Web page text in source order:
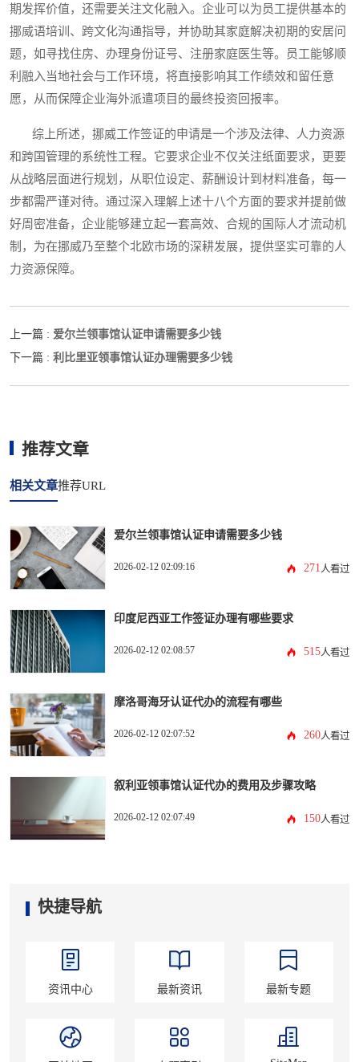
期发挥价值，还需要关注文化融入。企业可以为员工提供基本的
挪威语培训、跨文化沟通指导，并协助其家庭解决初期的安居问
题，如寻找住房、办理身份证号、注册家庭医生等。员工能够顺
利融入当地社会与工作环境，将直接影响其工作绩效和留任意
愿，从而保障企业海外派遣项目的最终投资回报率。
综上所述，挪威工作签证的申请是一个涉及法律、人力资源
和跨国管理的系统性工程。它要求企业不仅关注纸面要求，更要
从战略层面进行规划，从职位设定、薪酬设计到材料准备，每一
步都需严谨对待。通过深入理解上述十八个方面的要求并提前做
好周密准备，企业能够建立起一套高效、合规的国际人才流动机
制，为在挪威乃至整个北欧市场的深耕发展，提供坚实可靠的人
力资源保障。
上一篇 : 爱尔兰领事馆认证申请需要多少钱
下一篇 : 利比里亚领事馆认证办理需要多少钱
推荐文章
相关文章推荐URL
爱尔兰领事馆认证申请需要多少钱
2026-02-12 02:09:16 271人看过
印度尼西亚工作签证办理有哪些要求
2026-02-12 02:08:57 515人看过
摩洛哥海牙认证代办的流程有哪些
2026-02-12 02:07:52 260人看过
叙利亚领事馆认证代办的费用及步骤攻略
2026-02-12 02:07:49 150人看过
快捷导航
资讯中心 最新资讯 最新专题